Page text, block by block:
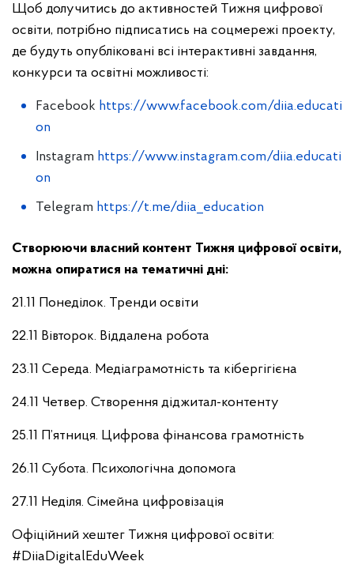
Щоб долучитись до активностей Тижня цифрової
освіти, потрібно підписатись на соцмережі проекту,
де будуть опубліковані всі інтерактивні завдання,
конкурси та освітні можливості:
Facebook https://www.facebook.com/diia.educati
on
Instagram https://www.instagram.com/diia.educati
on
Telegram https://t.me/diia_education
Створюючи власний контент Тижня цифрової освіти,
можна опиратися на тематичні дні:
21.11 Понеділок. Тренди освіти
22.11 Вівторок. Віддалена робота
23.11 Середа. Медіаграмотність та кібергігієна
24.11 Четвер. Створення діджитал-контенту
25.11 П’ятниця. Цифрова фінансова грамотність
26.11 Субота. Психологічна допомога
27.11 Неділя. Сімейна цифровізація
Офіційний хештег Тижня цифрової освіти:
#DiiaDigitalEduWeek